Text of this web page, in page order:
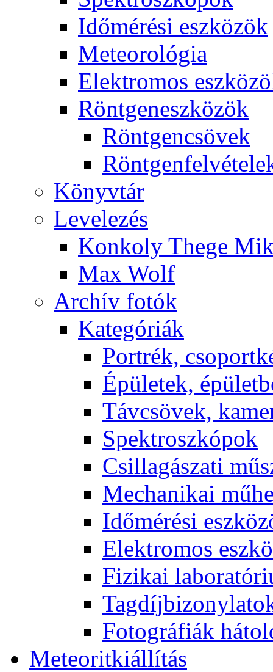
Idő­mé­ré­si esz­kö­zök
Me­te­o­ro­ló­gia
Elekt­ro­mos
Rönt­gen­esz­kö­zök
Rönt­gen­csö­vek
Könyv­tár
Le­ve­le­zés
Kon­koly The­ge
Max Wolf
Ar­chív fo­tók
Ka­te­gó­ri­ák
Port­rék,
Épü­le­tek,
Táv­csö­vek,
Spekt­rosz­kó­pok
Csil­la­gá­sza­ti
Me­cha­ni­kai
Idő­mé­ré­si
Elekt­ro­mos
Fi­zi­kai
Fo­tog­rá­fi­ák
Me­te­o­rit­ki­ál­lí­tás